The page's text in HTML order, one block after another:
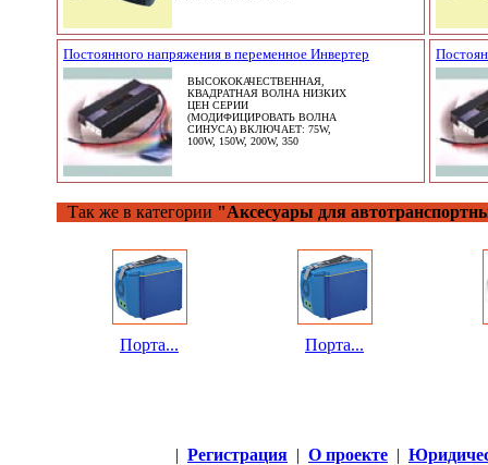
Постоянного напряжения в переменное Инвертер
ВЫСОКОКАЧЕСТВЕННАЯ,
КВАДРАТНАЯ ВОЛНА НИЗКИХ
ЦЕН СЕРИИ
(МОДИФИЦИРОВАТЬ ВОЛНА
СИНУСА) ВКЛЮЧАЕТ: 75W,
100W, 150W, 200W, 350
Так же в категории "Аксесуары для
Порта... Порта...
| Регистрация | О проекте |